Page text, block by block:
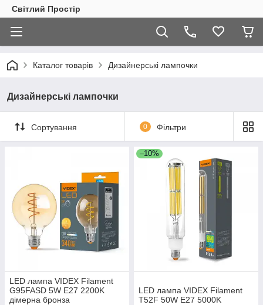
Світлий Простір
Каталог товарів Дизайнерські лампочки
Дизайнерські лампочки
Сортування 0 Фільтри
LED лампа VIDEX Filament
G95FASD 5W E27 2200K
дімерна бронза
–10%
LED лампа VIDEX Filament
T52F 50W E27 5000K